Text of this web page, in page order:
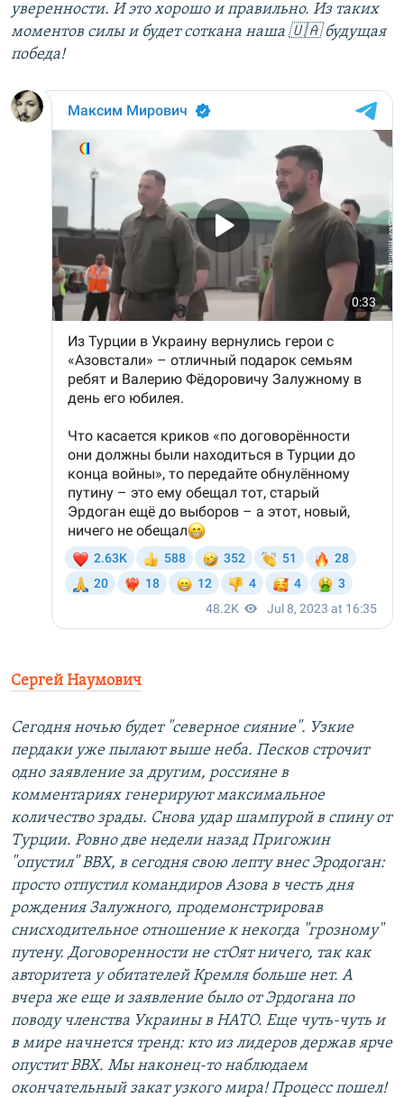
уверенности. И это хорошо и правильно. Из таких
моментов силы и будет соткана наша 🇺🇦 будущая
победа!
Сергей Наумович
Сегодня ночью будет "северное сияние". Узкие
пердаки уже пылают выше неба. Песков строчит
одно заявление за другим, россияне в
комментариях генерируют максимальное
количество зрады. Снова удар шампурой в спину от
Турции. Ровно две недели назад Пригожин
"опустил" ВВХ, в сегодня свою лепту внес Эродоган:
просто отпустил командиров Азова в честь дня
рождения Залужного, продемонстрировав
снисходительное отношение к некогда "грозному"
путену. Договоренности не стОят ничего, так как
авторитета у обитателей Кремля больше нет. А
вчера же еще и заявление было от Эрдогана по
поводу членства Украины в НАТО. Еще чуть-чуть и
в мире начнется тренд: кто из лидеров держав ярче
опустит ВВХ. Мы наконец-то наблюдаем
окончательный закат узкого мира! Процесс пошел!